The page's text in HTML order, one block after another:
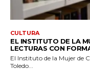
CULTURA
EL INSTITUTO DE LA
LECTURAS CON
El Instituto de la Mujer de
Toledo...